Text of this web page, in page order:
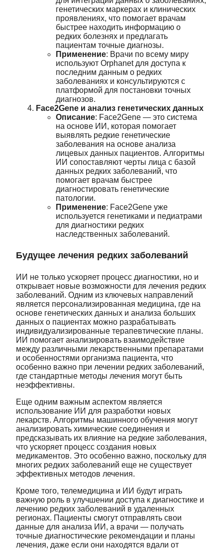
генетических маркерах и клинических
проявлениях, что помогает врачам
быстрее находить информацию о
редких болезнях и предлагать
пациентам точные диагнозы.
Применение: Врачи по всему миру
используют Orphanet для доступа к
последним данным о редких
заболеваниях и консультируются с
платформой для постановки точных
диагнозов.
Face2Gene и анализ генетических данных
Описание: Face2Gene — это система
на основе ИИ, которая помогает
выявлять редкие генетические
заболевания на основе анализа
лицевых данных пациентов. Алгоритмы
ИИ сопоставляют черты лица с базой
данных редких заболеваний, что
помогает врачам быстрее
диагностировать генетические
патологии.
Применение: Face2Gene уже
используется генетиками и педиатрами
для диагностики редких
наследственных заболеваний.
Будущее лечения редких заболеваний
ИИ не только ускоряет процесс диагностики, но и
открывает новые возможности для лечения редких
заболеваний. Одним из ключевых направлений
является персонализированная медицина, где на
основе генетических данных и анализа больших
данных о пациентах можно разрабатывать
индивидуализированные терапевтические планы.
ИИ помогает анализировать взаимодействие
между различными лекарственными препаратами
и особенностями организма пациента, что
особенно важно при лечении редких заболеваний,
где стандартные методы лечения могут быть
неэффективны.
Еще одним важным аспектом является
использование ИИ для разработки новых
лекарств. Алгоритмы машинного обучения могут
анализировать химические соединения и
предсказывать их влияние на редкие заболевания,
что ускоряет процесс создания новых
медикаментов. Это особенно важно, поскольку для
многих редких заболеваний еще не существует
эффективных методов лечения.
Кроме того, телемедицина и ИИ будут играть
важную роль в улучшении доступа к диагностике и
лечению редких заболеваний в удаленных
регионах. Пациенты смогут отправлять свои
данные для анализа ИИ, а врачи — получать
точные диагностические рекомендации и планы
лечения, даже если они находятся вдали от